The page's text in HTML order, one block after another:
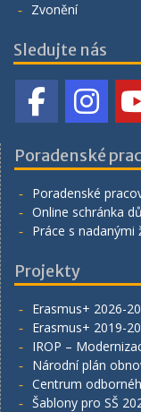
Zvonění
Sledujte nás
Poradenské
Poradenské
Online schránka
Práce s nadanými
Projekty
Erasmus+ 2026-
Erasmus+ 2019-
IROP –
Národní plán
Centrum
Šablony pro SŠ